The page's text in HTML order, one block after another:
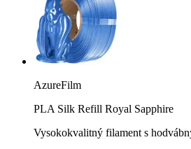
AzureFilm
PLA Silk Refill Royal Sapphire
Vysokokvalitný filament s